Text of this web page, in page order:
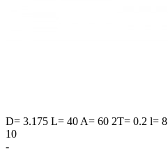
D= 3.175 L= 40 A= 60 2T= 0.2 l= 8
10
-